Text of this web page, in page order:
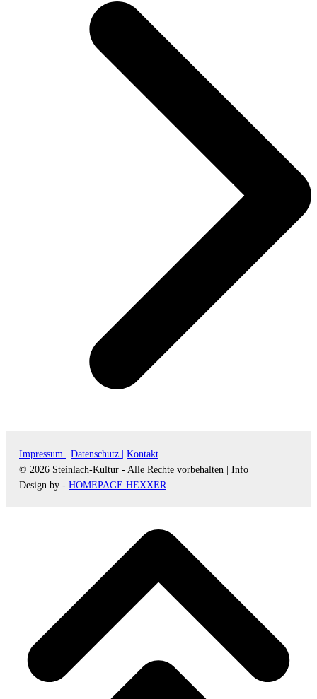
Impressum | Datenschutz |
Kontakt
© 2026 Steinlach-Kultur - Alle Rechte vorbehalten |
Info
Design by - HOMEPAGE HEXXER